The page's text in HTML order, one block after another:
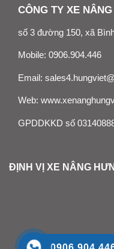
CÔNG TY XE
số 3 đường 150, xã
Mobile: 0906.904.446
Email:
Web:
GPDDKKD số
ĐỊNH VỊ XE NÂNG